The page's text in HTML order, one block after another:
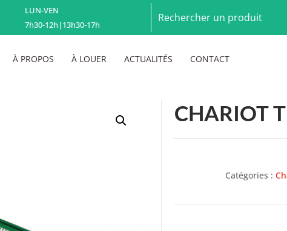
LUN-VEN
7h30-12h|13h30-17h
À PROPOS À LOUER ACTUALITÉS CONTACT
CHARIOT
Catégories :